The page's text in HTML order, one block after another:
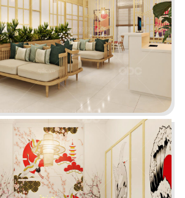
VEE AYY FOOD
trọng với phong cách kiến trúc
tế cùng gam màu thương hiệu ấn
tượng
Chi tiết